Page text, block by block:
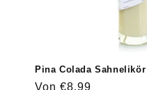
Pina Colada Sahnelikör
Normaler
Von €8,99